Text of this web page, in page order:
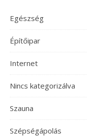
Egészség
Építőipar
Internet
Nincs kategorizálva
Szauna
Szépségápolás